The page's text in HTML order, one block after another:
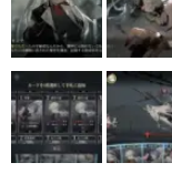
運営：株式会社マレ